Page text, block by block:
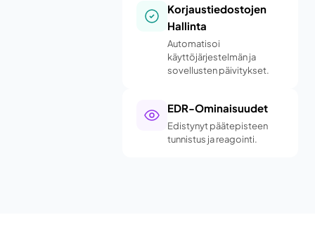
Korjaustiedostojen
Hallinta
Automatisoi
käyttöjärjestelmän ja
sovellusten päivitykset.
EDR-Ominaisuudet
Edistynyt päätepisteen
tunnistus ja reagointi.